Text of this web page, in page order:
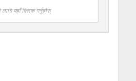
लागि यहाँ क्लिक गर्नुहोस्